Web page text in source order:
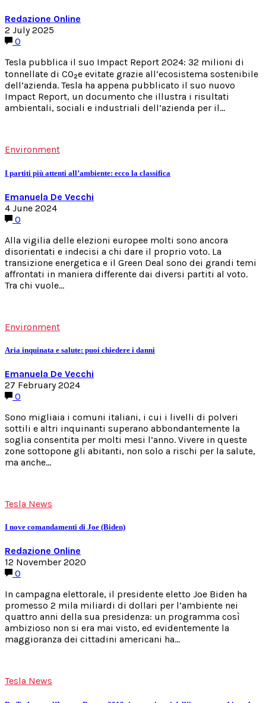
Redazione Online
2 July 2025
0
Tesla pubblica il suo Impact Report 2024: 32 milioni di
tonnellate di CO₂e evitate grazie all’ecosistema sostenibile
dell’azienda. Tesla ha appena pubblicato il suo nuovo
Impact Report, un documento che illustra i risultati
ambientali, sociali e industriali dell’azienda per il…
Environment
I partiti più attenti all’ambiente: ecco la classifica
Emanuela De Vecchi
4 June 2024
0
Alla vigilia delle elezioni europee molti sono ancora
disorientati e indecisi a chi dare il proprio voto. La
transizione energetica e il Green Deal sono dei grandi temi
affrontati in maniera differente dai diversi partiti al voto.
Tra chi vuole…
Environment
Aria inquinata e salute: puoi chiedere i danni
Emanuela De Vecchi
27 February 2024
0
Sono migliaia i comuni italiani, i cui i livelli di polveri
sottili e altri inquinanti superano abbondantemente la
soglia consentita per molti mesi l’anno. Vivere in queste
zone sottopone gli abitanti, non solo a rischi per la salute,
ma anche…
Tesla News
I nove comandamenti di Joe (Biden)
Redazione Online
12 November 2020
0
In campagna elettorale, il presidente eletto Joe Biden ha
promesso 2 mila miliardi di dollari per l’ambiente nei
quattro anni della sua presidenza: un programma così
ambizioso non si era mai visto, ed evidentemente la
maggioranza dei cittadini americani ha…
Tesla News